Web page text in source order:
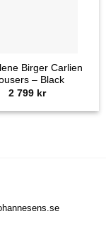
Birger Carlien
– Black
2 799 kr